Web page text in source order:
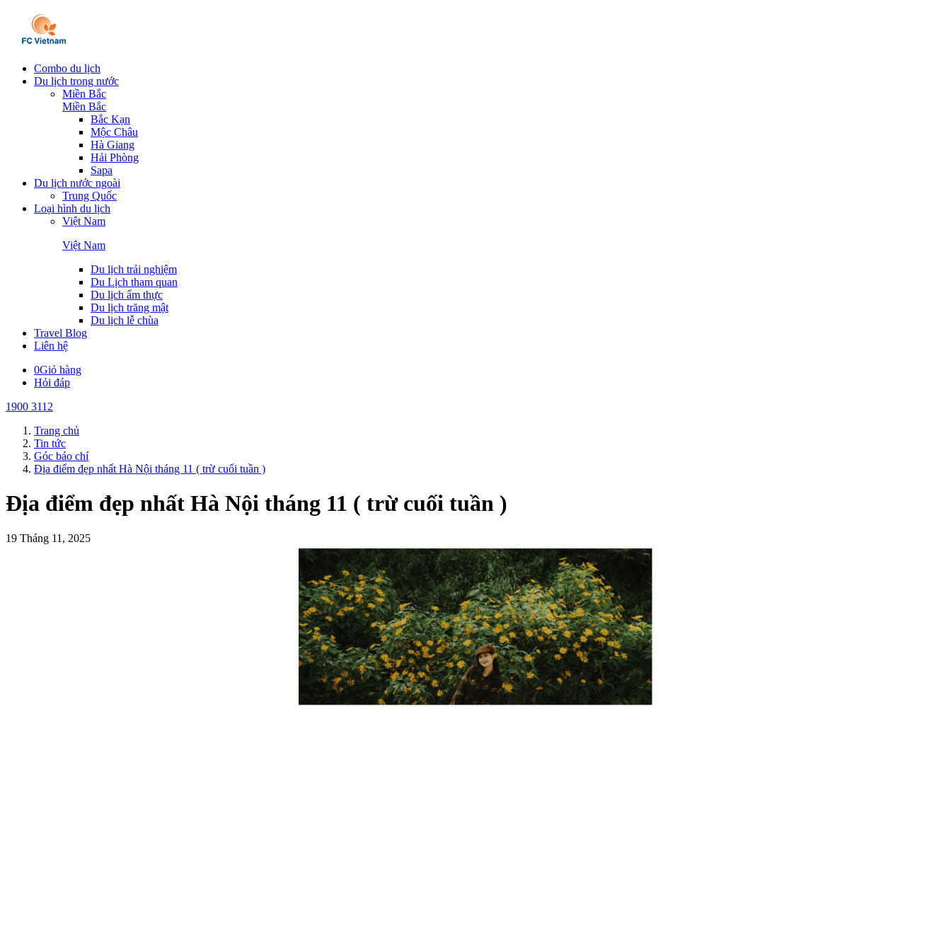
Combo du lịch
Du lịch trong nước
Miền Bắc
Miền Bắc
Bắc Kạn
Mộc Châu
Hà Giang
Hải Phòng
Sapa
Du lịch nước ngoài
Trung Quốc
Loại hình du lịch
Việt Nam
Việt Nam
Du lịch trải nghiệm
Du Lịch tham quan
Du lịch ẩm thực
Du lịch trăng mật
Du lịch lễ chùa
Travel Blog
Liên hệ
0Giỏ hàng
Hỏi đáp
1900 3112
Trang chủ
Tin tức
Góc báo chí
Địa điểm đẹp nhất Hà Nội tháng 11 ( trừ cuối tuần )
Địa điểm đẹp nhất Hà Nội tháng 11 ( trừ cuối tuần )
19 Tháng 11, 2025